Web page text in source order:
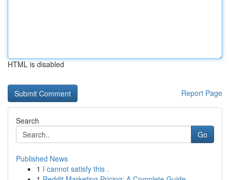
HTML is disabled
Report Page
Search
Go
Published News
1 I cannot satisfy this .